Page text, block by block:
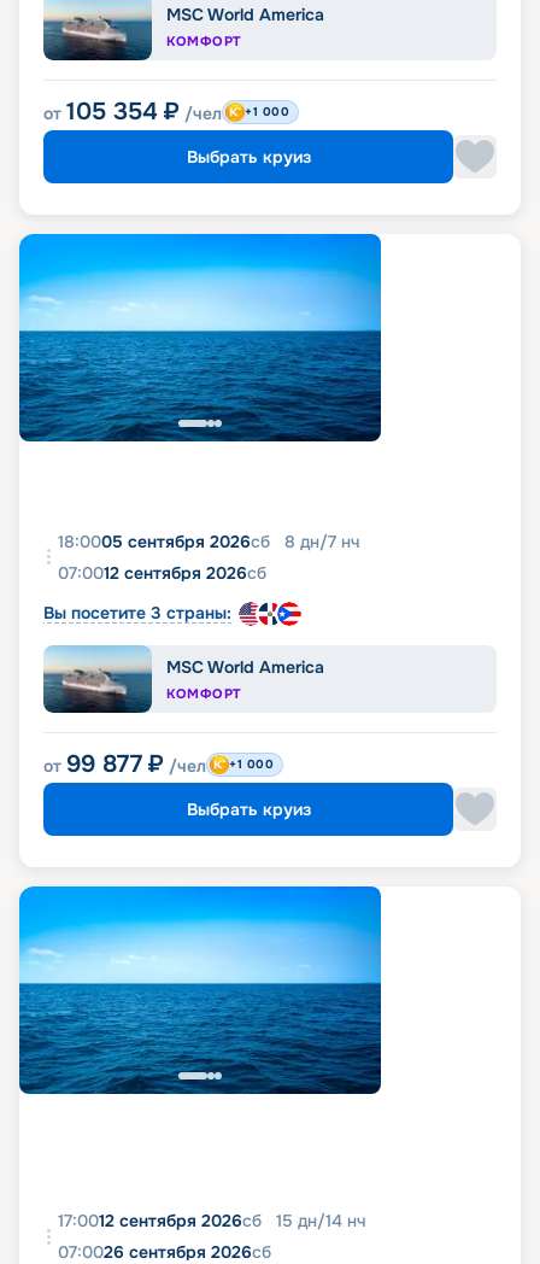
MSC World America
КОМФОРТ
от 105 354 ₽ /чел +1 000
Выбрать круиз
18:0005 сентября 2026сб 8 дн/7 нч
07:0012 сентября 2026сб
Вы посетите 3 страны:
MSC World America
КОМФОРТ
от 99 877 ₽ /чел +1 000
Выбрать круиз
17:0012 сентября 2026сб 15 дн/14 нч
07:0026 сентября 2026сб